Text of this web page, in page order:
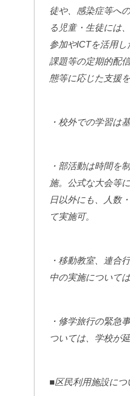
徒や、感染症等へ
る児童・生徒には
参加やICTを活用
課題等の定期的配
態等に応じた支援を
・校外での学習は
・部活動は時間を
施。公式な大会等
日以外にも、人数
て実施可。
・移動教室、連合
中の実施について
・修学旅行の緊急
ついては、学校が
■区民利用施設につ